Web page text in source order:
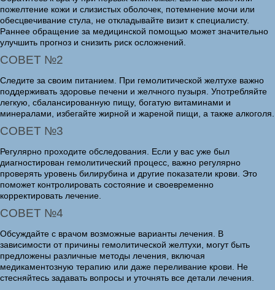
пожелтение кожи и слизистых оболочек, потемнение мочи или
обесцвечивание стула, не откладывайте визит к специалисту.
Раннее обращение за медицинской помощью может значительно
улучшить прогноз и снизить риск осложнений.
СОВЕТ №2
Следите за своим питанием. При гемолитической желтухе важно
поддерживать здоровье печени и желчного пузыря. Употребляйте
легкую, сбалансированную пищу, богатую витаминами и
минералами, избегайте жирной и жареной пищи, а также алкоголя.
СОВЕТ №3
Регулярно проходите обследования. Если у вас уже был
диагностирован гемолитический процесс, важно регулярно
проверять уровень билирубина и другие показатели крови. Это
поможет контролировать состояние и своевременно
корректировать лечение.
СОВЕТ №4
Обсуждайте с врачом возможные варианты лечения. В
зависимости от причины гемолитической желтухи, могут быть
предложены различные методы лечения, включая
медикаментозную терапию или даже переливание крови. Не
стесняйтесь задавать вопросы и уточнять все детали лечения.